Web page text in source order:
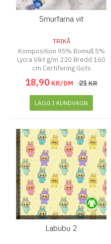
Smurfarna vit
TRIKÅ
Komposition 95% Bomull 5%
Lycra Vikt g/m 220 Bredd 160
cm Certifering Gots
18,90 KR/DM 21KR
LÄGG I KUNDVAGN
Labubu 2